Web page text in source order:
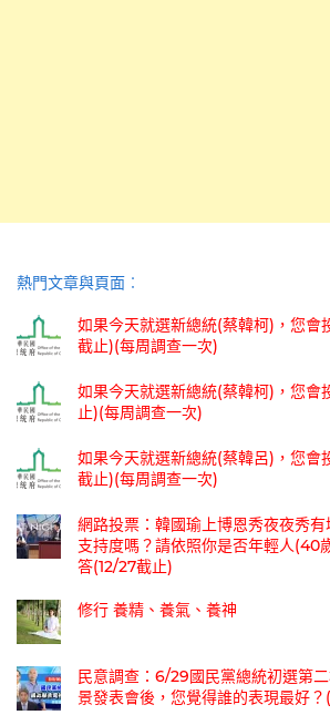
熱門文章與頁面︰
如果今天就選新總統(蔡韓柯)，您會
截止)(每周調查一次)
如果今天就選新總統(蔡韓柯)，您會
止)(每周調查一次)
如果今天就選新總統(蔡韓呂)，您會
截止)(每周調查一次)
網路投票：韓國瑜上博恩秀夜夜秀有
支持度嗎？請依照你是否年輕人(40
答(12/27截止)
修行 養精、養氣、養神
民意調查：6/29國民黨總統初選第
景發表會後，您覺得誰的表現最好